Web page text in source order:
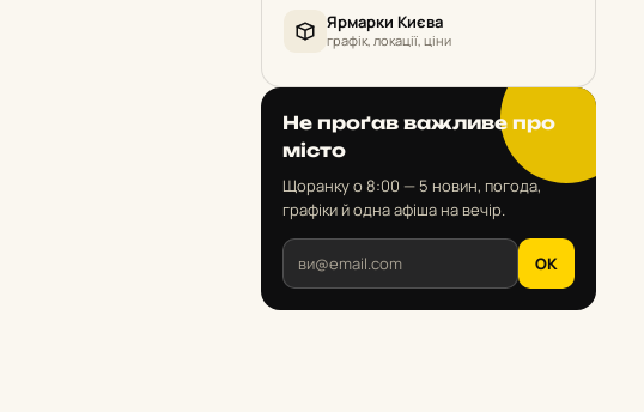
Ярмарки Києва
графік, локації, ціни
Не проґав важливе про
місто
Щоранку о 8:00 — 5 новин, погода,
графіки й одна афіша на вечір.
OK